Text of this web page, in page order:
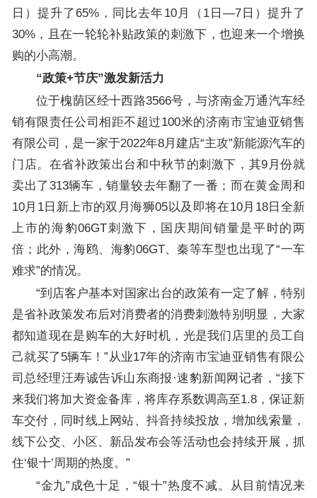
日）提升了65%，同比去年10月（1日—7日）提升了
30%，且在一轮轮补贴政策的刺激下，也迎来一个增换
购的小高潮。
“政策+节庆”激发新活力
位于槐荫区经十西路3566号，与济南金万通汽车经
销有限责任公司相距不超过100米的济南市宝迪亚销售
有限公司，是一家于2022年8月建店“主攻”新能源汽车的
门店。在省补政策出台和中秋节的刺激下，其9月份就
卖出了313辆车，销量较去年翻了一番；而在黄金周和
10月1日新上市的双月海狮05以及即将在10月18日全新
上市的海豹06GT刺激下，国庆期间销量是平时的两
倍；此外，海鸥、海豹06GT、秦等车型也出现了“一车
难求”的情况。
“到店客户基本对国家出台的政策有一定了解，特别
是省补政策发布后对消费者的消费刺激特别明显，大家
都知道现在是购车的大好时机，光是我们店里的员工自
己就买了5辆车！”从业17年的济南市宝迪亚销售有限公
司总经理汪寿诚告诉山东商报·速豹新闻网记者，“接下
来我们将加大资金备库，将库存系数调高至1.8，保证新
车交付，同时线上网站、抖音持续投放，增加线索量，
线下公交、小区、新品发布会等活动也会持续开展，抓
住‘银十’周期的热度。”
“金九”成色十足，“银十”热度不减。从目前情况来